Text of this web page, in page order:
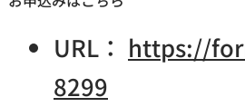
URL： https://
8299